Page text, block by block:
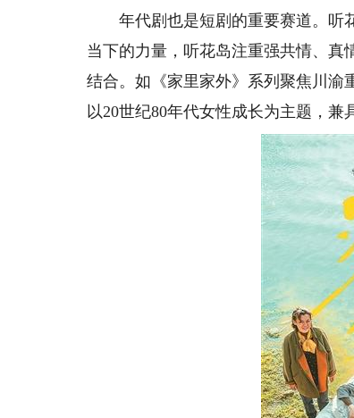
年代剧也是短剧的重要赛道。听
当下的力量，听花岛注重强共情、真
结合。如《家里家外》系列聚焦川渝
以20世纪80年代女性成长为主题，兼